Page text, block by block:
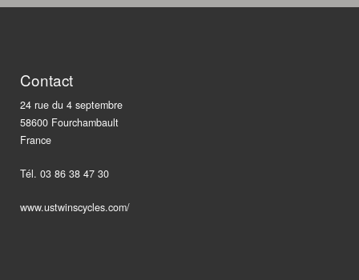
Contact
24 rue du 4 septembre
58600 Fourchambault
France
Tél. 03 86 38 47 30
www.ustwinscycles.com/